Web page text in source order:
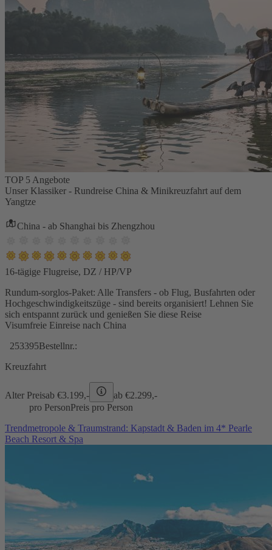
TOP 5 Angebote
Unser Klassiker - Rundreise China & Minikreuzfahrt auf dem
Yangtze
China - ab Shanghai bis Zhengzhou
16-tägige Flugreise, DZ / HP/VP
Rundum-sorglos-Paket: Alle Transfers - ob Flug, Busfahrten oder
Hochgeschwindigkeitszüge - sind bereits organisiert! Lehnen Sie
sich entspannt zurück und genießen Sie diese Reise
Visumfreie Einreise nach China
253395Bestellnr.:
Kreuzfahrt
Alter Preisab €3.199,- ab €2.299,-
pro PersonPreis pro Person
Trendmetropole & Traumstrand: Kapstadt & Baden im 4* Pearle
Beach Resort & Spa